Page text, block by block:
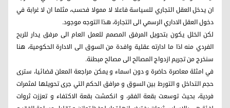
ان يدخل العقل التجاري للسياسة فاعلا لا ممولا فحسب، مثلما ان لا غرابة في
دخول العقل الاداري الرسمي الى التجارة، هذا التوجه موجود.
لكن الخلل يكون بتحويل المرفق المصمم للعمل العام الى مرفق يدار للربح
الفردي منه اذا ما ادارته عقلية وافدة من السوق الى الادارة الحكومية، هنا
سنخرج من تجريم ازدواج المصالح الى مصالح مبطنة.
في امثلة معاصرة حاضرة و دون اسماء و يمكن مراجعة المعلن قضائيا، سترى
حجم التداخل و التورط بين السوق و مرافق الحكم التي جرى تحويلها لمثمرات
فردية، بحيث توسعت بقعة الفقر، و انكمشت بقعة الاكتفاء و تعززت ثروات